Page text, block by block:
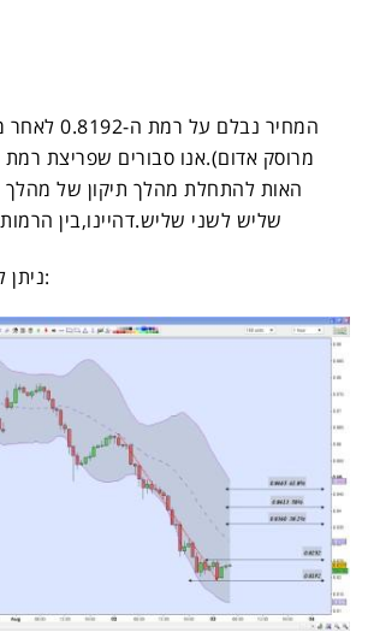
המחיר נבלם
האות להתחלת מהלך תיקון של מהלך
שליש לשני שליש.דהיינו,בין הרמות 0.8360 ל-0.8465
: